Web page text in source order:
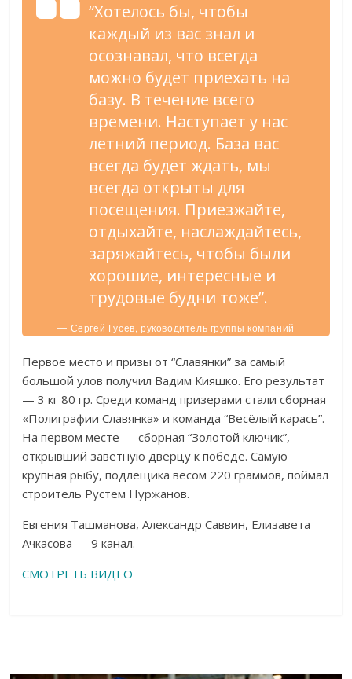
“Хотелось бы, чтобы
каждый из вас знал и
осознавал, что всегда
можно будет приехать на
базу. В течение всего
времени. Наступает у нас
летний период. База вас
всегда будет ждать, мы
всегда открыты для
посещения. Приезжайте,
отдыхайте, наслаждайтесь,
заряжайтесь, чтобы были
хорошие, интересные и
трудовые будни тоже”.
— Сергей Гусев, руководитель группы компаний
«Славянка».
Первое место и призы от “Славянки” за самый
большой улов получил Вадим Кияшко. Его результат
— 3 кг 80 гр. Среди команд призерами стали сборная
«Полиграфии Славянка» и команда “Весёлый карась”.
На первом месте — сборная “Золотой ключик”,
открывший заветную дверцу к победе. Самую
крупная рыбу, подлещика весом 220 граммов, поймал
строитель Рустем Нуржанов.
Евгения Ташманова, Александр Саввин, Елизавета
Ачкасова — 9 канал.
СМОТРЕТЬ ВИДЕО